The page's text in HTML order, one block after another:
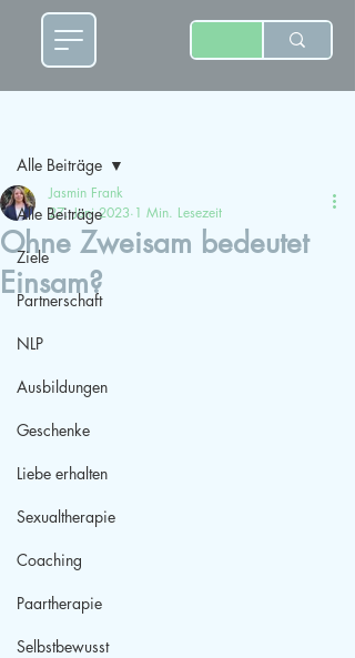
Alle Beiträge
Ziele
Partnerschaft
NLP
Ausbildungen
Geschenke
Liebe erhalten
Sexualtherapie
Coaching
Paartherapie
Selbstbewusst
Alle Beiträge
Ohne Zweisam bedeutet
Einsam?
Jasmin Frank
27. Juni 2023 1 Min. Lesezeit